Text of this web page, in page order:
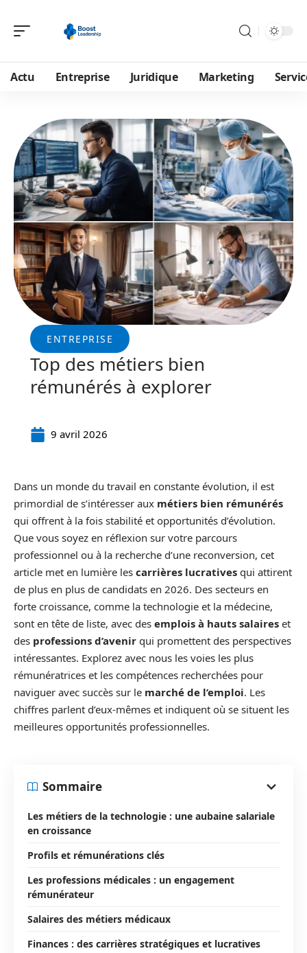
Actu Entreprise Juridique Marketing
ENTREPRISE
Top des métiers bien
rémunérés à explorer
9 avril 2026
Dans un monde du travail en constante évolution, il est
primordial de s’intéresser aux métiers bien rémunérés
qui offrent à la fois stabilité et opportunités d’évolution.
Que vous soyez en réflexion sur votre parcours
professionnel ou à la recherche d’une reconversion, cet
article met en lumière les carrières lucratives qui attirent
de plus en plus de candidats en 2026. Des secteurs en
forte croissance, comme la technologie et la médecine,
sont en tête de liste, avec des emplois à hauts salaires et
des professions d’avenir qui promettent des perspectives
intéressantes. Explorez avec nous les voies les plus
rémunératrices et les compétences recherchées pour
naviguer avec succès sur le marché de l’emploi. Les
chiffres parlent d’eux-mêmes et indiquent où se situent les
meilleures opportunités professionnelles.
Sommaire
Les métiers de la technologie : une aubaine salariale
en croissance
Profils et rémunérations clés
Les professions médicales : un engagement
rémunérateur
Salaires des métiers médicaux
Finances : des carrières stratégiques et lucratives